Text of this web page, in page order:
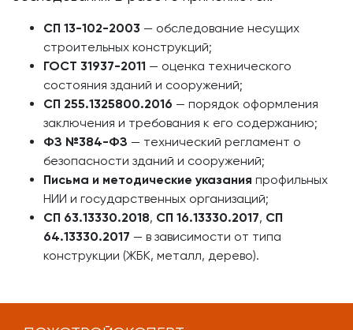
СП 13-102-2003 — обследование несущих
строительных конструкций;
ГОСТ 31937-2011 — оценка технического
состояния зданий и сооружений;
СП 255.1325800.2016 — порядок оформления
заключения и требования к его содержанию;
ФЗ №384-ФЗ — технический регламент о
безопасности зданий и сооружений;
Письма и методические указания профильных
НИИ и государственных организаций;
СП 63.13330.2018, СП 16.13330.2017, СП
64.13330.2017 — в зависимости от типа
конструкции (ЖБК, металл, дерево).